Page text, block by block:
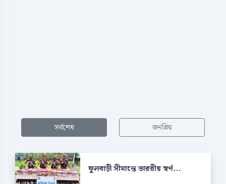
সর্বশেষ জনপ্রিয়
ফুলবাড়ী সীমান্তে ভারতীয় স্বর্ণ...